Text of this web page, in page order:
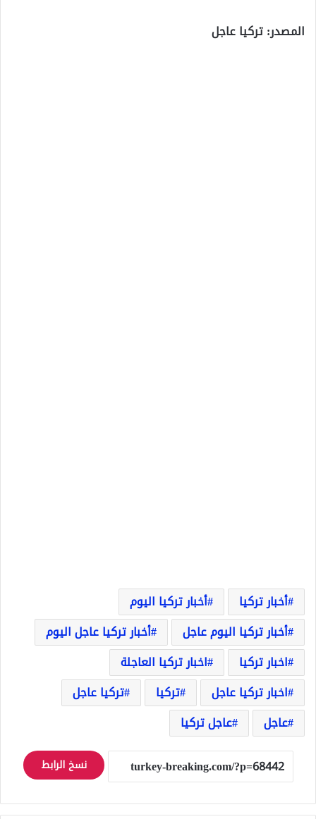
المصدر: تركيا عاجل
أخبار تركيا
أخبار تركيا اليوم
أخبار تركيا اليوم عاجل
أخبار تركيا عاجل اليوم
اخبار تركيا
اخبار تركيا العاجلة
اخبار تركيا عاجل
تركيا
تركيا عاجل
عاجل
عاجل تركيا
نسخ الرابط